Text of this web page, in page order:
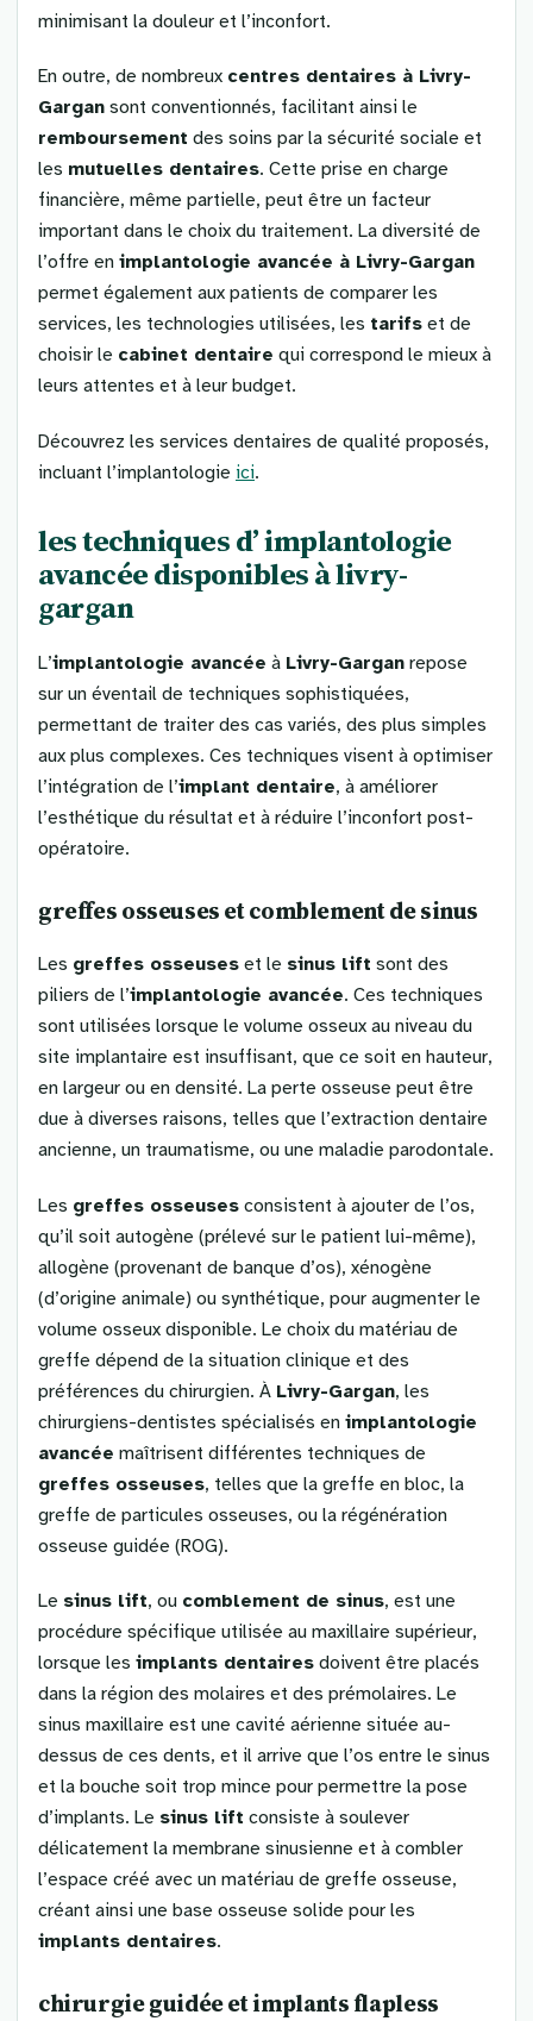
minimisant la douleur et l’inconfort.
En outre, de nombreux centres dentaires à Livry-
Gargan sont conventionnés, facilitant ainsi le
remboursement des soins par la sécurité sociale et
les mutuelles dentaires. Cette prise en charge
financière, même partielle, peut être un facteur
important dans le choix du traitement. La diversité de
l’offre en implantologie avancée à Livry-Gargan
permet également aux patients de comparer les
services, les technologies utilisées, les tarifs et de
choisir le cabinet dentaire qui correspond le mieux à
leurs attentes et à leur budget.
Découvrez les services dentaires de qualité proposés,
incluant l’implantologie ici.
les techniques d’implantologie
avancéedisponibles à livry-
gargan
L’implantologie avancée à Livry-Gargan repose
sur un éventail de techniques sophistiquées,
permettant de traiter des cas variés, des plus simples
aux plus complexes. Ces techniques visent à optimiser
l’intégration de l’implant dentaire, à améliorer
l’esthétique du résultat et à réduire l’inconfort post-
opératoire.
greffes osseuseset comblement de sinus
Les greffes osseuses et le sinus lift sont des
piliers de l’implantologie avancée. Ces techniques
sont utilisées lorsque le volume osseux au niveau du
site implantaire est insuffisant, que ce soit en hauteur,
en largeur ou en densité. La perte osseuse peut être
due à diverses raisons, telles que l’extraction dentaire
ancienne, un traumatisme, ou une maladie parodontale.
Les greffes osseuses consistent à ajouter de l’os,
qu’il soit autogène (prélevé sur le patient lui-même),
allogène (provenant de banque d’os), xénogène
(d’origine animale) ou synthétique, pour augmenter le
volume osseux disponible. Le choix du matériau de
greffe dépend de la situation clinique et des
préférences du chirurgien. À Livry-Gargan, les
chirurgiens-dentistes spécialisés en implantologie
avancée maîtrisent différentes techniques de
greffes osseuses, telles que la greffe en bloc, la
greffe de particules osseuses, ou la régénération
osseuse guidée (ROG).
Le sinus lift, ou comblement de sinus, est une
procédure spécifique utilisée au maxillaire supérieur,
lorsque les implants dentaires doivent être placés
dans la région des molaires et des prémolaires. Le
sinus maxillaire est une cavité aérienne située au-
dessus de ces dents, et il arrive que l’os entre le sinus
et la bouche soit trop mince pour permettre la pose
d’implants. Le sinus lift consiste à soulever
délicatement la membrane sinusienne et à combler
l’espace créé avec un matériau de greffe osseuse,
créant ainsi une base osseuse solide pour les
implants dentaires.
chirurgie guidéeet implantsflapless